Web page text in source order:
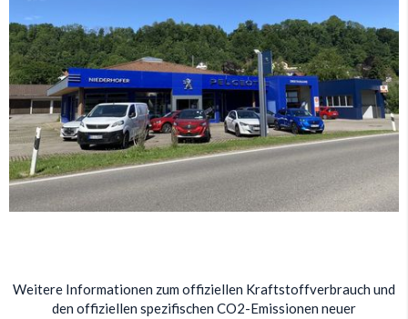
Weitere Informationen zum offiziellen Kraftstoffverbrauch und
den offiziellen spezifischen CO2-Emissionen neuer